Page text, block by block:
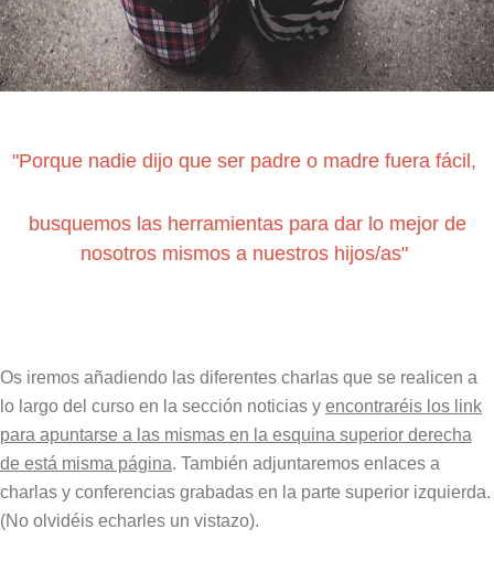
"Porque nadie dijo que ser padre o madre fuera fácil,
busquemos las herramientas para dar lo mejor de
nosotros mismos a nuestros hijos/as"
Os iremos añadiendo las diferentes charlas que se realicen a
lo largo del curso en la sección noticias y encontraréis los link
para apuntarse a las mismas en la esquina superior derecha
de está misma página. También adjuntaremos enlaces a
charlas y conferencias grabadas en la parte superior izquierda.
(No olvidéis echarles un vistazo).